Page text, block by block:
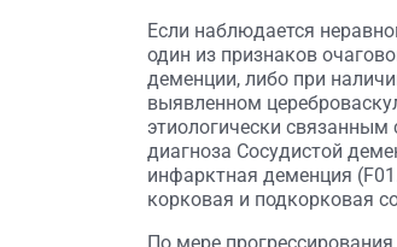
Если наблюдается
один из признаков
деменции, либо при
выявленном
этиологически связанным
диагноза Сосудистой
инфарктная деменция
корковая и подкорковая